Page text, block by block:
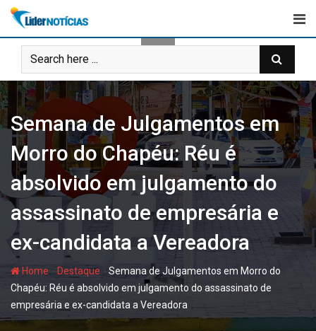
Skip
content
Semana de Julgamentos em
Morro do Chapéu: Réu é
absolvido em julgamento do
assassinato de empresária e
ex-candidata a Vereadora
Home - Destaque -Semana de Julgamentos em Morro do
Chapéu: Réu é absolvido em julgamento do assassinato de
empresária e ex-candidata a Vereadora